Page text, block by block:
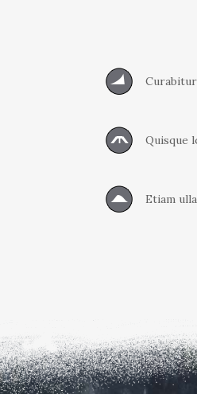
Quisque
Etiam